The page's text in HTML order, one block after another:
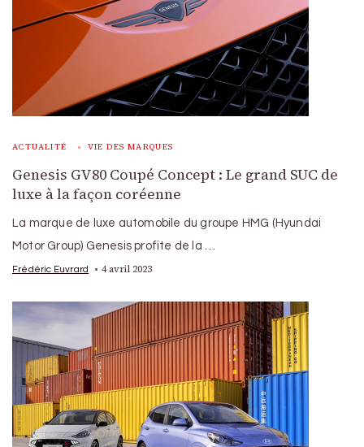
ACTUALITÉ VIE DES MARQUES
Genesis GV80 Coupé Concept : Le grand SUC de
luxe à la façon coréenne
La marque de luxe automobile du groupe HMG (Hyundai
Motor Group) Genesis profite de la …
Frédéric Euvrard 4 avril 2023